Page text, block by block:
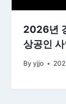
2026년
상공인
By yjjo